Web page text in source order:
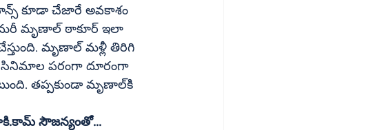
తుపాకి.కామ్‌ సౌజన్యంతో...